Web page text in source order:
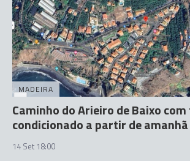
MADEIRA
Caminho do Arieiro de Baixo
condicionado a partir de amanhã
14 Set 18:00